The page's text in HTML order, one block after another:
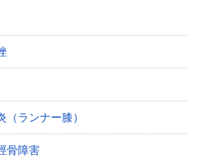
（ランナー膝）
骨障害